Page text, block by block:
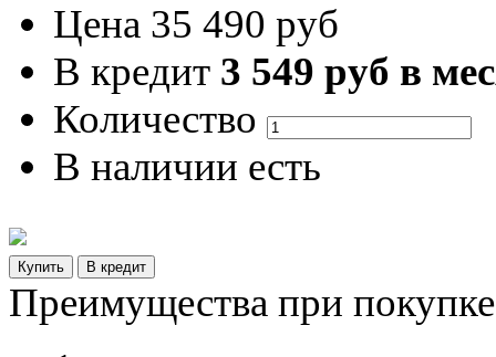
Цена 35 490 руб
В кредит 3 549 руб в
Количество
В наличии есть
Преимущества при